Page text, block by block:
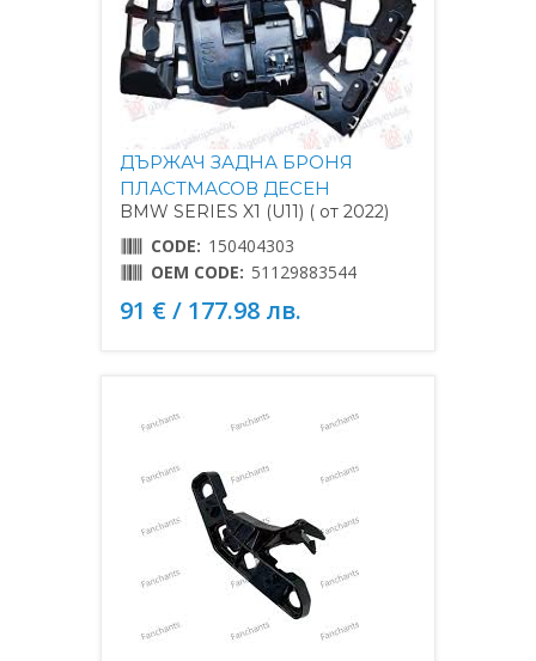
ДЪРЖАЧ ЗАДНА БРОНЯ
ПЛАСТМАСОВ ДЕСЕН
BMW SERIES X1 (U11) ( от 2022)
CODE: 150404303
OEM CODE: 51129883544
91 € / 177.98 лв.